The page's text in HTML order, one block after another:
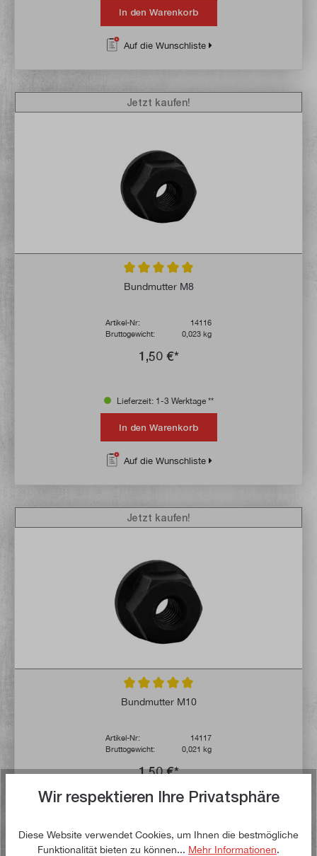
In den Warenkorb
Auf die Wunschliste
Durchschnittliche Bewertung von 5 von 5
Bundmutter M8
Artikel-Nr:
14116
Bruttogewicht:
0,023 kg
1,50 €*
Jetzt kaufen!
Lieferzeit: 1-3 Werktage **
In den Warenkorb
Auf die Wunschliste
Durchschnittliche Bewertung von 5 von 5
Bundmutter M10
Artikel-Nr:
14117
Bruttogewicht:
0,021 kg
1,50 €*
Jetzt kaufen!
In den Warenkorb
Wir respektieren Ihre Privatsphäre
Diese Website verwendet Cookies, um Ihnen die bestmögliche
Funktionalität bieten zu können... Mehr Informationen.